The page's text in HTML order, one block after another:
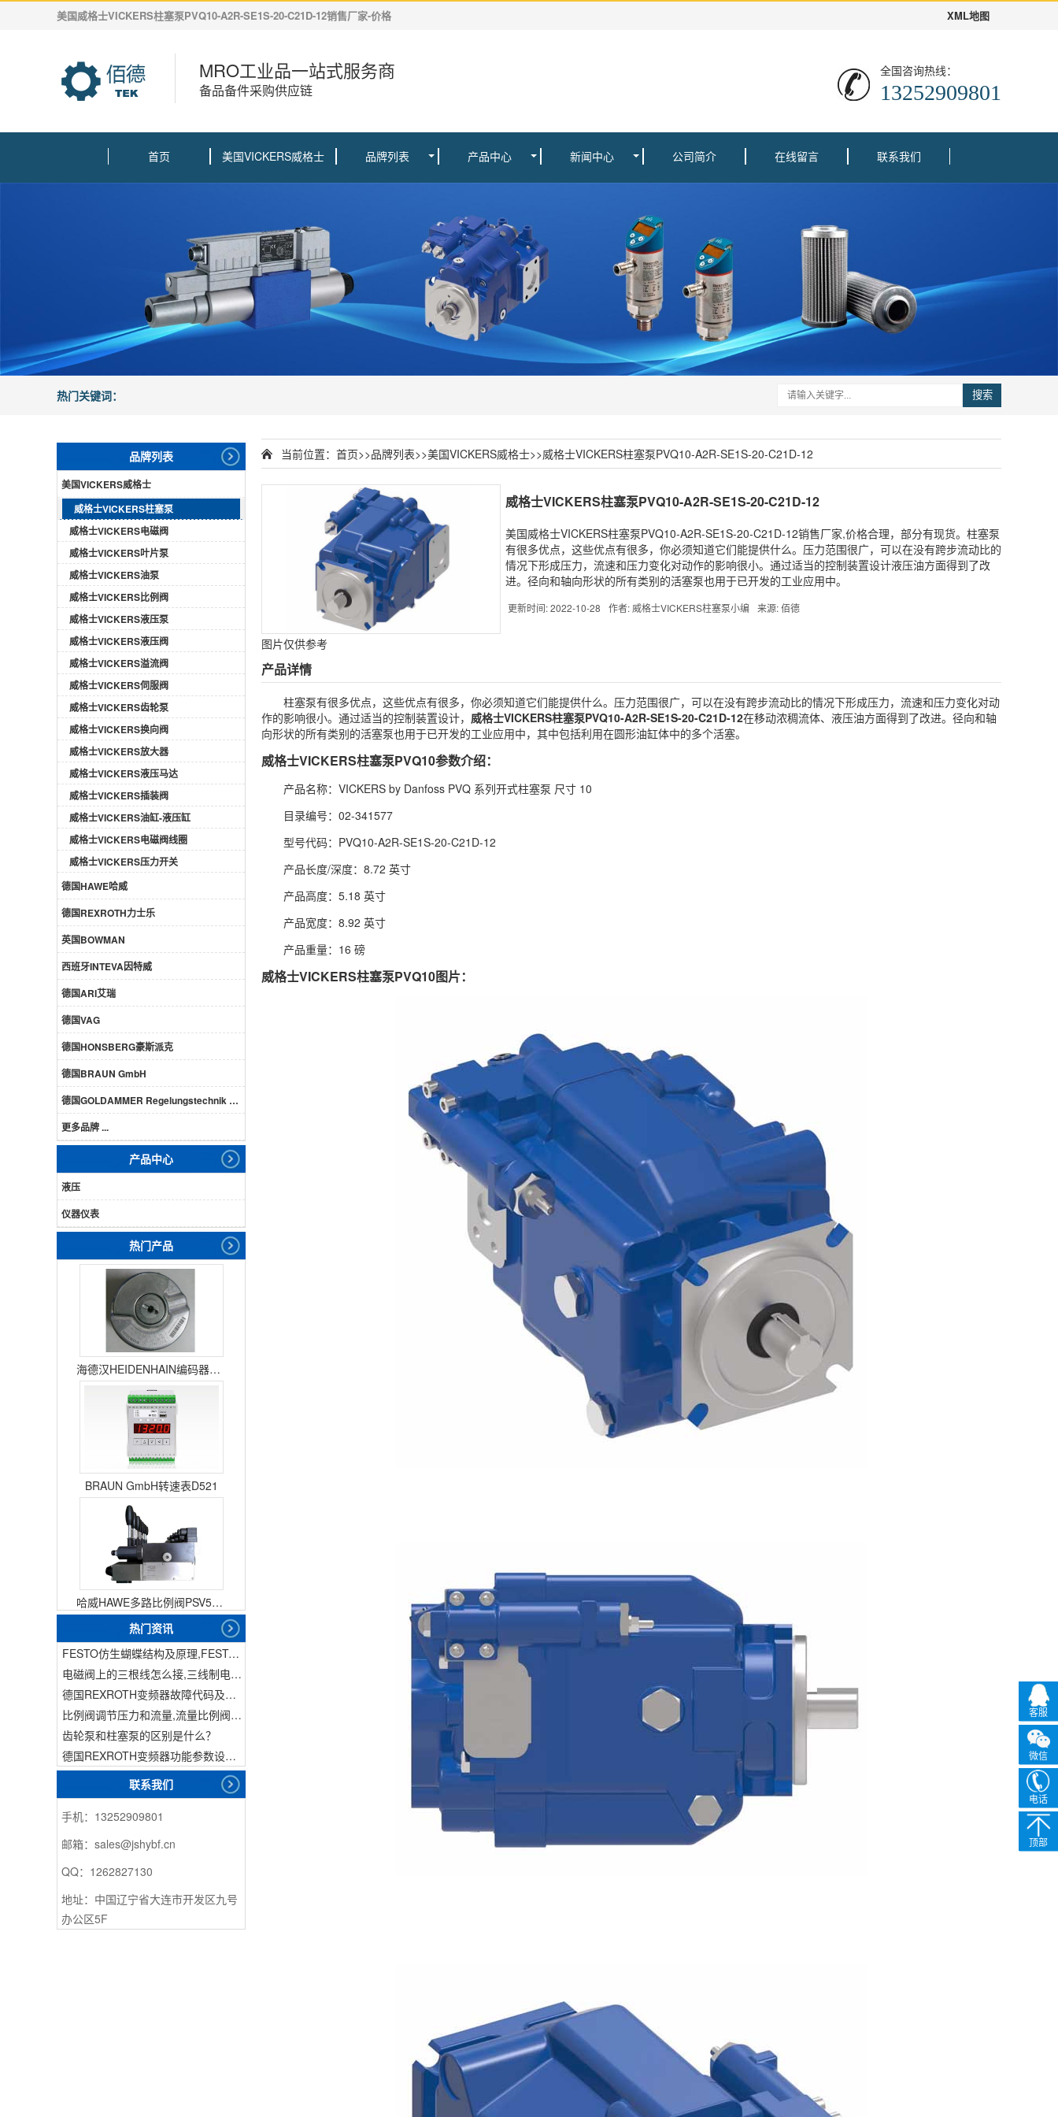
XML地图
美国威格士VICKERS柱塞泵PVQ10-A2R-SE1S-20-C21D-12销售厂家-价格
MRO工业品一站式服务商
备品备件采购供应链
全国咨询热线：
13252909801
首页 美国VICKERS威格士 品牌列表 产品中心 新闻中心 公司简介 在线留言 联系我们
热门关键词： 搜索
品牌列表
美国VICKERS威格士
威格士VICKERS柱塞泵
威格士VICKERS电磁阀
威格士VICKERS叶片泵
威格士VICKERS油泵
威格士VICKERS比例阀
威格士VICKERS液压泵
威格士VICKERS液压阀
威格士VICKERS溢流阀
威格士VICKERS伺服阀
威格士VICKERS齿轮泵
威格士VICKERS换向阀
威格士VICKERS放大器
威格士VICKERS液压马达
威格士VICKERS插装阀
威格士VICKERS油缸-液压缸
威格士VICKERS电磁阀线圈
威格士VICKERS压力开关
德国HAWE哈威
德国REXROTH力士乐
英国BOWMAN
西班牙INTEVA因特威
德国ARI艾瑞
德国VAG
德国HONSBERG豪斯派克
德国BRAUN GmbH
德国GOLDAMMER Regelungstechnik GmbH
更多品牌 ...
产品中心
液压
仪器仪表
热门产品
海德汉HEIDENHAIN编码器ERN1387204862S14-70
BRAUN GmbH转速表D521
哈威HAWE多路比例阀PSV51-3
热门资讯
FESTO仿生蝴蝶结构及原理,FESTO仿生蝴蝶具有什么功能
电磁阀上的三根线怎么接,三线制电磁阀接线
德国REXROTH变频器故障代码及故障解决方法
比例阀调节压力和流量,流量比例阀的控制方法
齿轮泵和柱塞泵的区别是什么？
德国REXROTH变频器功能参数设置与操作方法介绍。
联系我们
手机：13252909801
邮箱：sales@jshybf.cn
QQ：1262827130
地址：中国辽宁省大连市开发区九号
办公区5F
当前位置： 首页>>品牌列表>>美国VICKERS威格士>>威格士VICKERS柱塞泵PVQ10-A2R-SE1S-20-C21D-12
图片仅供参考
威格士VICKERS柱塞泵PVQ10-A2R-SE1S-20-C21D-12
美国威格士VICKERS柱塞泵PVQ10-A2R-SE1S-20-C21D-12销售厂家,价格合理，部分有现货。柱塞泵
有很多优点，这些优点有很多，你必须知道它们能提供什么。压力范围很广，可以在没有跨步流动比的
情况下形成压力，流速和压力变化对动作的影响很小。通过适当的控制装置设计液压油方面得到了改
进。径向和轴向形状的所有类别的活塞泵也用于已开发的工业应用中。
更新时间: 2022-10-28 作者: 威格士VICKERS柱塞泵小编 来源: 佰德
产品详情
柱塞泵有很多优点，这些优点有很多，你必须知道它们能提供什么。压力范围很广，可以在没有跨步流动比的情况下形成压力，流速和压力变化对动
作的影响很小。通过适当的控制装置设计， 威格士VICKERS柱塞泵PVQ10-A2R-SE1S-20-C21D-12在移动浓稠流体、液压油方面得到了改进。径向和轴
向形状的所有类别的活塞泵也用于已开发的工业应用中，其中包括利用在圆形油缸体中的多个活塞。
威格士VICKERS柱塞泵PVQ10参数介绍：
产品名称：VICKERS by Danfoss PVQ 系列开式柱塞泵 尺寸 10
目录编号：02-341577
型号代码：PVQ10-A2R-SE1S-20-C21D-12
产品长度/深度：8.72 英寸
产品高度：5.18 英寸
产品宽度：8.92 英寸
产品重量：16 磅
威格士VICKERS柱塞泵PVQ10图片：
客服
微信
电话
顶部